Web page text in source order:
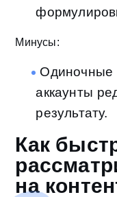
Минусы:
аккаунты
результату.
Как
на